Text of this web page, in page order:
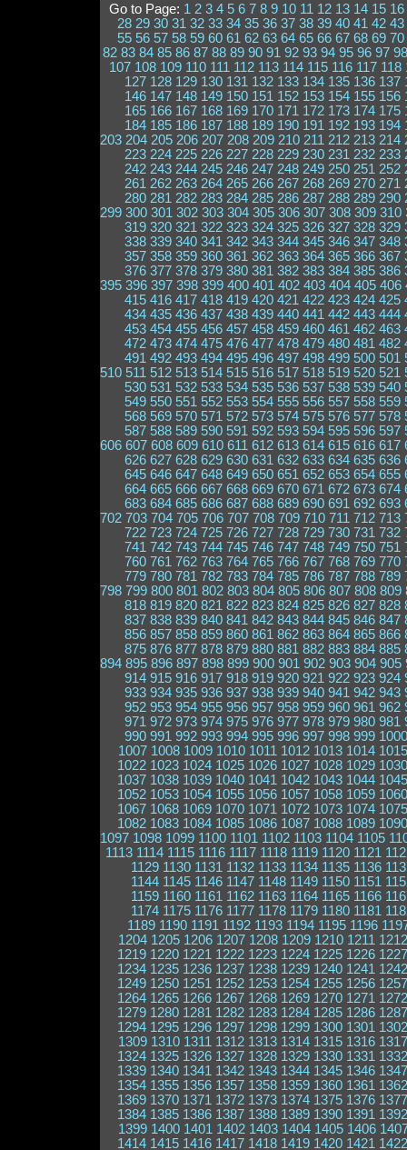
Go to Page: 1 2 3 4 5 6 7 8 9 10 11 12 13 14 15 16
28 29 30 31 32 33 34 35 36 37 38 39 40 41 42 43
55 56 57 58 59 60 61 62 63 64 65 66 67 68 69 70
82 83 84 85 86 87 88 89 90 91 92 93 94 95 96 97 98
107 108 109 110 111 112 113 114 115 116 117 118
127 128 129 130 131 132 133 134 135 136 137
146 147 148 149 150 151 152 153 154 155 156
165 166 167 168 169 170 171 172 173 174 175
184 185 186 187 188 189 190 191 192 193 194
203 204 205 206 207 208 209 210 211 212 213 214
223 224 225 226 227 228 229 230 231 232 233
242 243 244 245 246 247 248 249 250 251 252
261 262 263 264 265 266 267 268 269 270 271
280 281 282 283 284 285 286 287 288 289 290
299 300 301 302 303 304 305 306 307 308 309 310
319 320 321 322 323 324 325 326 327 328 329
338 339 340 341 342 343 344 345 346 347 348
357 358 359 360 361 362 363 364 365 366 367
376 377 378 379 380 381 382 383 384 385 386
395 396 397 398 399 400 401 402 403 404 405 406
415 416 417 418 419 420 421 422 423 424 425
434 435 436 437 438 439 440 441 442 443 444
453 454 455 456 457 458 459 460 461 462 463
472 473 474 475 476 477 478 479 480 481 482
491 492 493 494 495 496 497 498 499 500 501
510 511 512 513 514 515 516 517 518 519 520 521
530 531 532 533 534 535 536 537 538 539 540
549 550 551 552 553 554 555 556 557 558 559
568 569 570 571 572 573 574 575 576 577 578
587 588 589 590 591 592 593 594 595 596 597
606 607 608 609 610 611 612 613 614 615 616 617
626 627 628 629 630 631 632 633 634 635 636
645 646 647 648 649 650 651 652 653 654 655
664 665 666 667 668 669 670 671 672 673 674
683 684 685 686 687 688 689 690 691 692 693
702 703 704 705 706 707 708 709 710 711 712 713
722 723 724 725 726 727 728 729 730 731 732
741 742 743 744 745 746 747 748 749 750 751
760 761 762 763 764 765 766 767 768 769 770
779 780 781 782 783 784 785 786 787 788 789
798 799 800 801 802 803 804 805 806 807 808 809
818 819 820 821 822 823 824 825 826 827 828
837 838 839 840 841 842 843 844 845 846 847
856 857 858 859 860 861 862 863 864 865 866
875 876 877 878 879 880 881 882 883 884 885
894 895 896 897 898 899 900 901 902 903 904 905
914 915 916 917 918 919 920 921 922 923 924
933 934 935 936 937 938 939 940 941 942 943
952 953 954 955 956 957 958 959 960 961 962
971 972 973 974 975 976 977 978 979 980 981
990 991 992 993 994 995 996 997 998 999 1000
1007 1008 1009 1010 1011 1012 1013 1014 1015
1022 1023 1024 1025 1026 1027 1028 1029 1030
1037 1038 1039 1040 1041 1042 1043 1044 1045
1052 1053 1054 1055 1056 1057 1058 1059 1060
1067 1068 1069 1070 1071 1072 1073 1074 1075
1082 1083 1084 1085 1086 1087 1088 1089 1090
1097 1098 1099 1100 1101 1102 1103 1104 1105
1113 1114 1115 1116 1117 1118 1119 1120 1121
1129 1130 1131 1132 1133 1134 1135 1136
1144 1145 1146 1147 1148 1149 1150 1151
1159 1160 1161 1162 1163 1164 1165 1166
1174 1175 1176 1177 1178 1179 1180 1181
1189 1190 1191 1192 1193 1194 1195 1196
1204 1205 1206 1207 1208 1209 1210 1211 1212
1219 1220 1221 1222 1223 1224 1225 1226 1227
1234 1235 1236 1237 1238 1239 1240 1241 1242
1249 1250 1251 1252 1253 1254 1255 1256 1257
1264 1265 1266 1267 1268 1269 1270 1271 1272
1279 1280 1281 1282 1283 1284 1285 1286 1287
1294 1295 1296 1297 1298 1299 1300 1301 1302
1309 1310 1311 1312 1313 1314 1315 1316 1317
1324 1325 1326 1327 1328 1329 1330 1331 1332
1339 1340 1341 1342 1343 1344 1345 1346 1347
1354 1355 1356 1357 1358 1359 1360 1361 1362
1369 1370 1371 1372 1373 1374 1375 1376 1377
1384 1385 1386 1387 1388 1389 1390 1391 1392
1399 1400 1401 1402 1403 1404 1405 1406
1414 1415 1416 1417 1418 1419 1420 1421 1422